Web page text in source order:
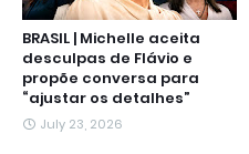
BRASIL | Michelle aceita
desculpas de Flávio e
propõe conversa para
“ajustar os detalhes”
July 23, 2026